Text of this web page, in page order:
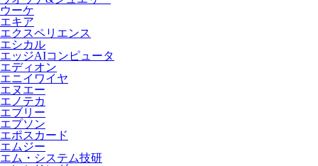
ウーケ
エキア
エクスペリエンス
エシカル
エッジAIコンピュータ
エディオン
エニイワイヤ
エヌエー
エノテカ
エブリー
エプソン
エポスカード
エムジー
エム・システム技研